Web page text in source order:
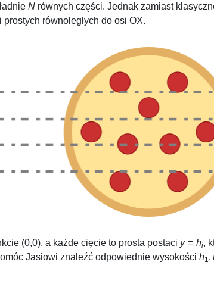
N równych części. Jednak zamiast
równoległych do osi OX.
(0,0), a każde cięcie to prosta postaci y= hi,
Jasiowi znaleźć odpowiednie wysokości h1 ,